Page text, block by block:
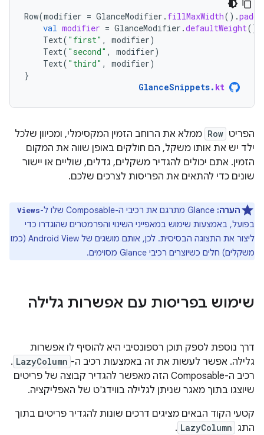
Row(modifier = GlanceModifier . fillMaxWidth().
val modifier = GlanceModifier .defaultWeight()
Text( "first" , modifier)
Text( "second" , modifier)
Text( "third" , modifier)
}
GlanceSnippets. kt
הפריט Row ממלא את הרוחב הזמין המקסימלי, ומכיוון שלכל
ילד יש את אותו משקל, הם חולקים באופן שווה את המקום
הזמין. אתם יכולים להגדיר משקלים, גדלים, שוליים או יישור
שונים כדי להתאים את הפריסות לצרכים שלכם.
הערה: Views
בפועל, באמצעות שימוש במאפייני השינוי והפרמטרים שהוגדרו כדי
ליצור את התצוגה הבסיסית. לכן, אותם מושגים של Android View (כמו
משקלים) חלים כשיוצרים רכיבי Glance מסוימים.
שימוש בפריסות עם אפשרות גלילה
דרך נוספת לספק תוכן רספונסיבי היא להוסיף לו אפשרות
גלילה. אפשר לעשות את זה באמצעות רכיב ה- LazyColumn
.
רכיב ה-Composable הזה מאפשר להגדיר קבוצה של פריטים
שיוצגו בתוך מאגר שניתן לגלילה בווידג'ט של האפליקציה.
קטעי הקוד הבאים מציגים דרכים שונות להגדיר פריטים בתוך
התג LazyColumn
.